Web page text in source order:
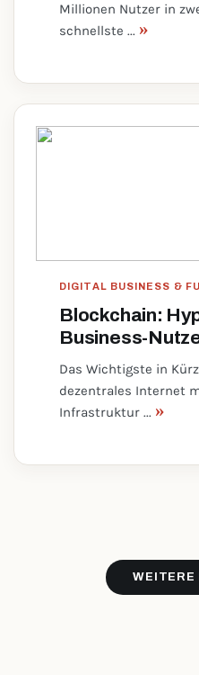
Millionen Nutzer in
schnellste ... »
DIGITAL BUSINESS &
Blockchain:
Business-
Das Wichtigste in
dezentrales Internet
Infrastruktur ... »
WEITERE